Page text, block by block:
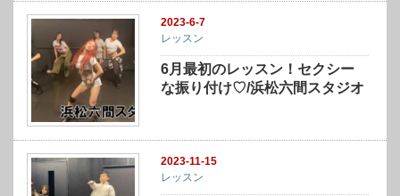
2023-6-7
レッスン
6月最初のレッスン！セクシー
な振り付け♡/浜松六間スタジオ
2023-11-15
レッスン